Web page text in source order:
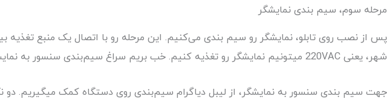
مرحله سوم، سیم بندی نمایشگر
شهر، یعنی 220VAC میتونیم نمایشگر رو تغذیه کنیم. خب بریم سراغ سیم‌بندی سنسور به نمایشگر.
جهت سیم بندی سنسور به نمایشگر، از لیبل دیاگرام سیم‌بندی روی دستگاه کمک میگیریم. دو